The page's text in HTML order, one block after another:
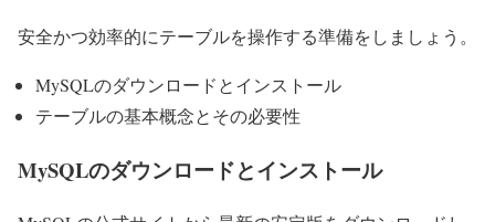
安全かつ効率的にテーブルを操作する準備をしましょう。
MySQLのダウンロードとインストール
テーブルの基本概念とその必要性
MySQLのダウンロードとインストール